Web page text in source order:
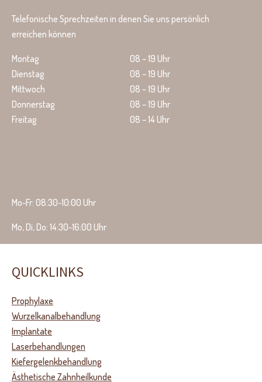
Telefonische Sprechzeiten in denen Sie uns persönlich
erreichen können
Montag
08 – 19 Uhr
Dienstag
08 – 19 Uhr
Mittwoch
08 – 19 Uhr
Donnerstag
08 – 19 Uhr
Freitag
08 – 14 Uhr
Mo-Fr: 08:30-10:00 Uhr
Mo, Di, Do: 14:30-16:00 Uhr
QUICKLINKS
Prophylaxe
Wurzelkanalbehandlung
Implantate
Laserbehandlungen
Kiefergelenkbehandlung
Ästhetische Zahnheilkunde